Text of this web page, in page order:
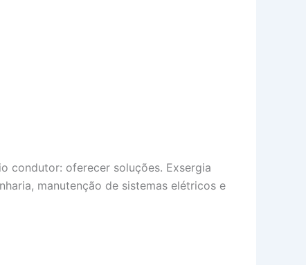
condutor: oferecer soluções. Exsergia
manutenção de sistemas elétricos e